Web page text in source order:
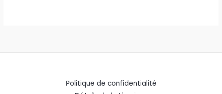
Politique de confidentialité